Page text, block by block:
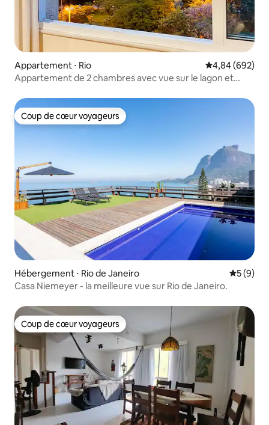
Appartement ⋅ Rio Évaluation
4,84 (692)
Appartement de 2 chambres avec vue sur le lagon et
Coup de cœur voyageurs
Coup de cœur voyageurs
Hébergement ⋅ Rio de Janeiro
5 (9)
Casa Niemeyer - la meilleure vue sur Rio de Janeiro.
Coup de cœur voyageurs
Coup de cœur voyageurs